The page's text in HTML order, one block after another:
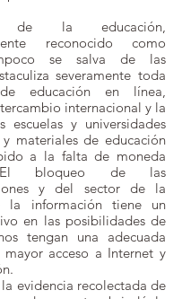
la educación,
reconocido como
se salva de las
severamente toda
educación en línea,
internacional y la
escuelas y universidades
materiales de educación
a la falta de moneda
El bloqueo de las
y del sector de la
la información tiene un
en las posibilidades de
tengan una adecuada
mayor acceso a Internet y
evidencia recolectada de